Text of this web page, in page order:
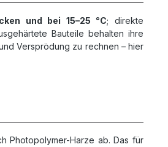
und bei 15–25 °C; direkte
Bauteile behalten ihre
Versprödung zu rechnen – hier
Photopolymer-Harze ab. Das für